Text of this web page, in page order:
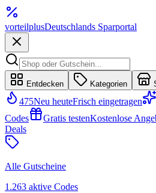
vorteilplusDeutschlands Sparportal
Entdecken Kategorien
475Neu heuteFrisch eingetragen
Codes
Gratis testenKostenlose
Deals
Alle Gutscheine
1.263 aktive Codes